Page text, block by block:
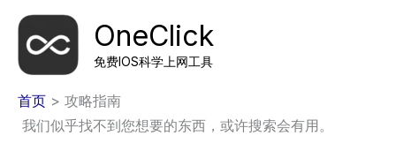
OneClick
免费IOS科学上网工具
首页 攻略指南
我们似乎找不到您想要的东西，或许搜索会有用。